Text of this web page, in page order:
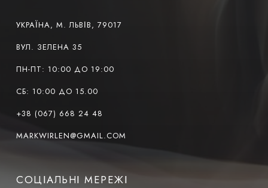
УКРАЇНА, М. ЛЬВІВ, 79017
ВУЛ. ЗЕЛЕНА 35
ПН-ПТ: 10:00 ДО 19:00
СБ: 10:00 ДО 15.00
+38 (067) 668 24 48
MARKWIRLEN@GMAIL.COM
СОЦІАЛЬНІ МЕРЕЖІ